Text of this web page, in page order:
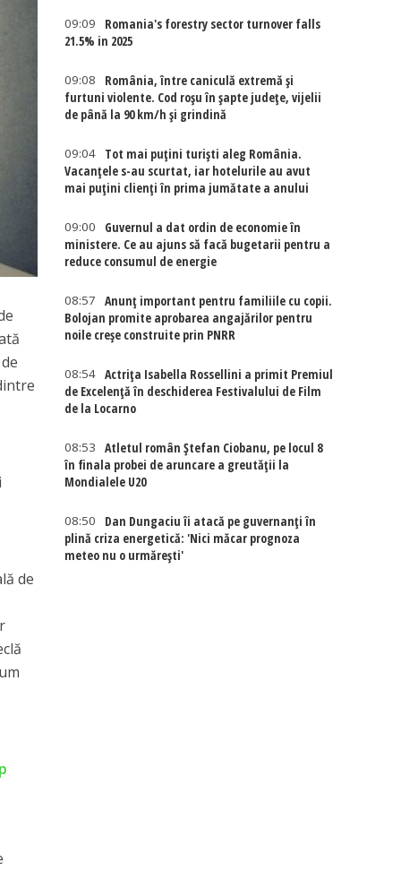
de
09:09
Romania's forestry sector turnover falls
21.5% in 2025
09:08
România, între caniculă extremă și
furtuni violente. Cod roșu în șapte județe, vijelii
de până la 90 km/h și grindină
09:04
Tot mai puțini turiști aleg România.
Vacanțele s-au scurtat, iar hotelurile au avut
mai puțini clienți în prima jumătate a anului
09:00
Guvernul a dat ordin de economie în
ministere. Ce au ajuns să facă bugetarii pentru a
reduce consumul de energie
08:57
Anunț important pentru familiile cu copii.
Bolojan promite aprobarea angajărilor pentru
noile creșe construite prin PNRR
08:54 Actriţa Isabella Rossellini a primit Premiul
de Excelenţă în deschiderea Festivalului de Film
de la Locarno
08:53
Atletul român Ștefan Ciobanu, pe locul 8
în finala probei de aruncare a greutății la
Mondialele U20
08:50
Dan Dungaciu îi atacă pe guvernanți în
plină criza energetică: 'Nici măcar prognoza
meteo nu o urmărești'